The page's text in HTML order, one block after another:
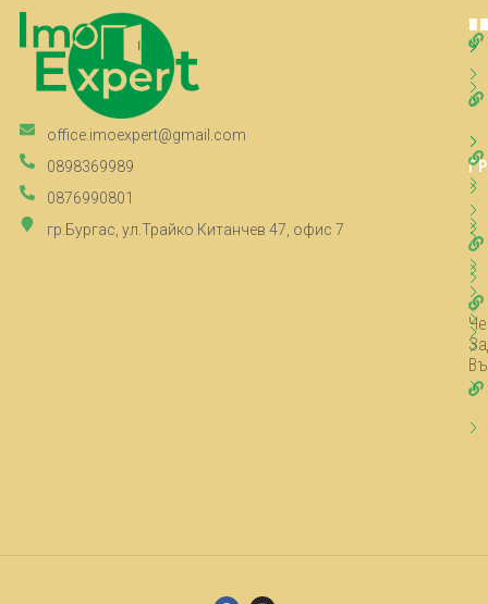
office.imoexpert@gmail.com
0898369989
0876990801
гр.Бургас, ул.Трайко Китанчев 47, офис 7